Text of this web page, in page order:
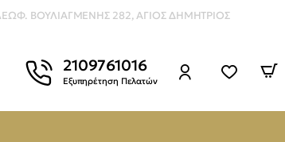
ΒΟΥΛΙΑΓΜΈΝΗΣ 282, ΆΓΙΟΣ ΔΗΜΉΤΡΙΟΣ
2109761016
Εξυπηρέτηση Πελατών